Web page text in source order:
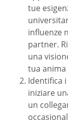
tue
influenze
partner.
una
tua anima
Identifica
iniziare
un